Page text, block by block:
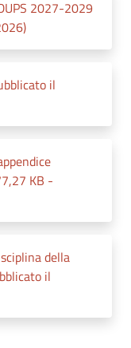
2027-2029
il
KB -
della
il